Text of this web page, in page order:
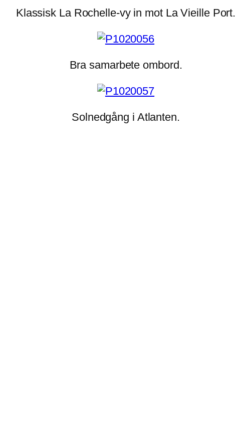
Klassisk La Rochelle-vy in mot La Vieille Port.
Bra samarbete ombord.
Solnedgång i Atlanten.